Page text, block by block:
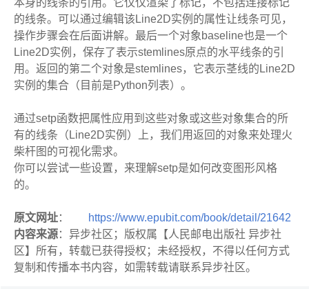
本身的线条的引用。它仅仅渲染了标记，不包括连接标记
的线条。可以通过编辑该Line2D实例的属性让线条可见，
操作步骤会在后面讲解。最后一个对象baseline也是一个
Line2D实例，保存了表示stemlines原点的水平线条的引
用。返回的第二个对象是stemlines，它表示茎线的Line2D
实例的集合（目前是Python列表）。
通过setp函数把属性应用到这些对象或这些对象集合的所
有的线条（Line2D实例）上，我们用返回的对象来处理火
柴杆图的可视化需求。
你可以尝试一些设置，来理解setp是如何改变图形风格
的。
原文网址：
https://www.epubit.com/book/detail/21642
内容来源：异步社区；版权属【人民邮电出版社 异步社
区】所有，转载已获得授权；未经授权，不得以任何方式
复制和传播本书内容，如需转载请联系异步社区。